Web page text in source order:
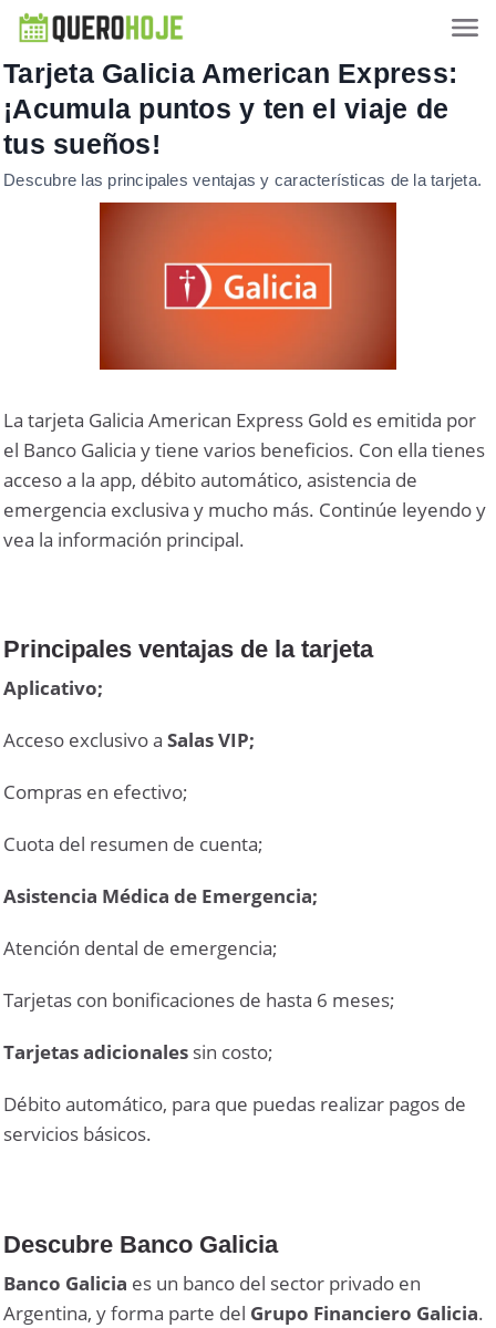
Tarjeta Galicia American Express:
¡Acumula puntos y ten el viaje de
tus sueños!
Descubre las principales ventajas y características de la tarjeta.
La tarjeta Galicia American Express Gold es emitida por
el Banco Galicia y tiene varios beneficios. Con ella tienes
acceso a la app, débito automático, asistencia de
emergencia exclusiva y mucho más. Continúe leyendo y
vea la información principal.
Principales ventajas de la tarjeta
Aplicativo;
Acceso exclusivo aSalas VIP;
Compras en efectivo;
Cuota del resumen de cuenta;
Asistencia Médica de Emergencia;
Atención dental de emergencia;
Tarjetas con bonificaciones de hasta 6 meses;
Tarjetas adicionales sin costo;
Débito automático, para que puedas realizar pagos de
servicios básicos.
Descubre Banco Galicia
Banco Galicia es un banco del sector privado en
Argentina, y forma parte del Grupo Financiero Galicia.